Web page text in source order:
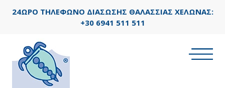
24ΩΡΟ ΤΗΛΕΦΩΝΟ ΔΙΑΣΩΣΗΣ ΘΑΛΑΣΣΙΑΣ ΧΕΛΩΝΑΣ:
+30 6941 511 511